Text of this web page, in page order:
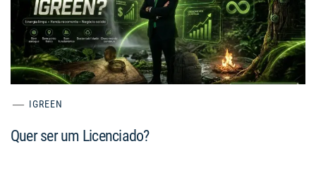
IGREEN
Quer ser um Licenciado?